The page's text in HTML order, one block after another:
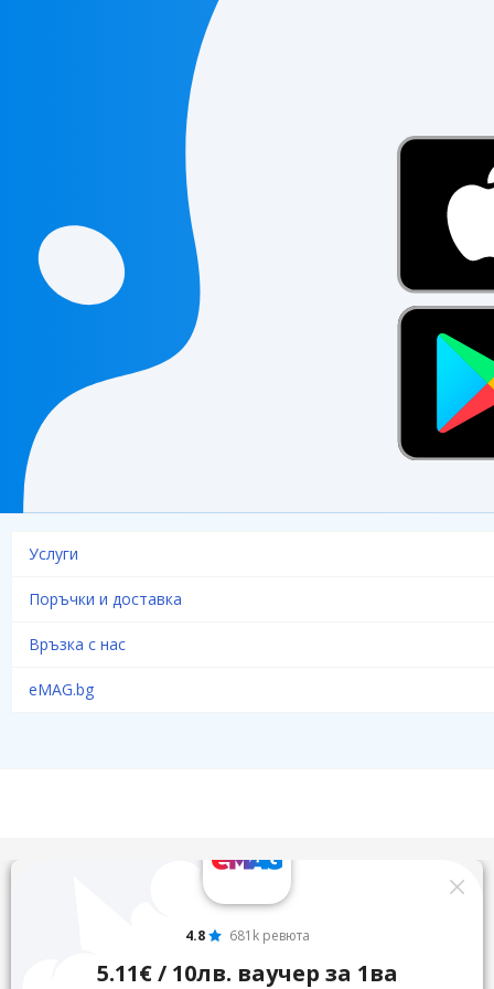
Услуги
Поръчки и доставка
Връзка с нас
eMAG.bg
4.8 681k ревюта
5.11€ / 10лв. ваучер за 1ва